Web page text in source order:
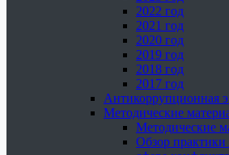
2022 год
2021 год
2020 год
2019 год
2018 год
2017 год
Антикоррупционная
Методические
Методические
Обзор